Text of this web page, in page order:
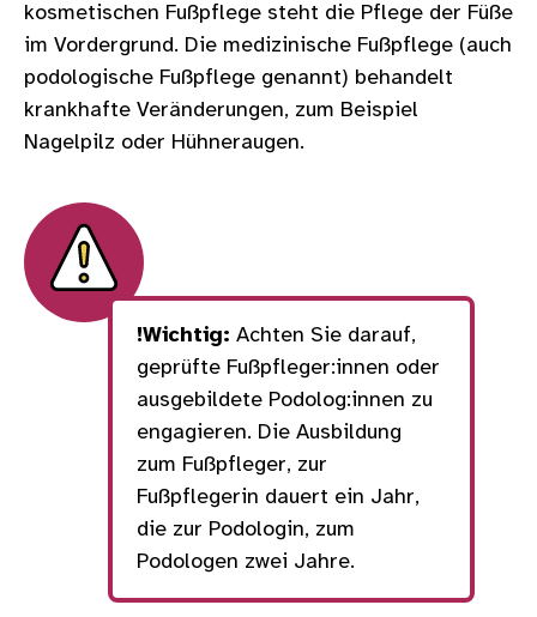
kosmetischen Fußpflege steht die Pflege der Füße
im Vordergrund. Die medizinische Fußpflege (auch
podologische Fußpflege genannt) behandelt
krankhafte Veränderungen, zum Beispiel
Nagelpilz oder Hühneraugen.
!Wichtig: Achten Sie darauf,
geprüfte Fußpfleger:innen oder
ausgebildete Podolog:innen zu
engagieren. Die Ausbildung
zum Fußpfleger, zur
Fußpflegerin dauert ein Jahr,
die zur Podologin, zum
Podologen zwei Jahre.